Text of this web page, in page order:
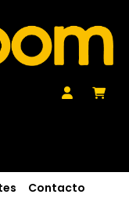
Contacto